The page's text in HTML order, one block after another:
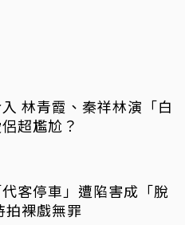
林青霞、秦祥林演「白
超尷尬？
客停車」遭陷害成「脫
拍裸戲無罪